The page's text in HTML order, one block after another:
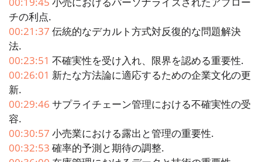
チの利点.
00:21:37 伝統的なデカルト方式対反復的な問題解決
法.
00:23:51 不確実性を受け入れ、限界を認める重要性.
00:26:01 新たな方法論に適応するための企業文化の更
新.
00:29:46 サプライチェーン管理における不確実性の受
容.
00:30:57 小売業における露出と管理の重要性.
00:32:53 確率的予測と期待の調整.